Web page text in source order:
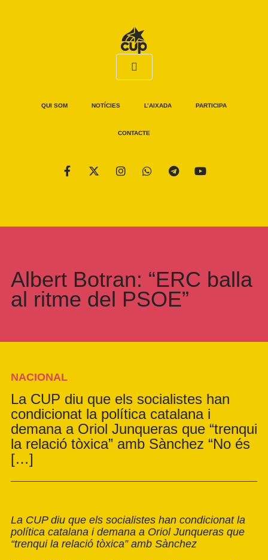
QUI SOM NOTÍCIES L’AIXADA PARTICIPA
CONTACTE
Albert Botran: “ERC balla
al ritme del PSOE”
NACIONAL
La CUP diu que els socialistes han
condicionat la política catalana i
demana a Oriol Junqueras que “trenqui
la relació tòxica” amb Sànchez “No és
[…]
La CUP diu que els socialistes han condicionat la
política catalana i demana a Oriol Junqueras que
“trenqui la relació tòxica” amb Sànchez